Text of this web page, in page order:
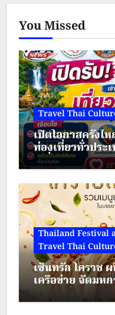
Thailand. น
อัครราชฑูตยูเ
งานแสดงศิล
เป็นผลงานขอ
ยก โดยแสดงค
วาด ภาพถ่าย
You Missed
Travel Thai
เปิดโอกาสครั้งใ
ท่องเที่ยวทั่วประ
เคลื่อนเศรษฐกิจ
Thailand Festival
Travel Thai
เซ็นทรัล โคราช
เครือข่าย จัดมห
เมืองมีเส้น” ดัน
Soft Power เมื